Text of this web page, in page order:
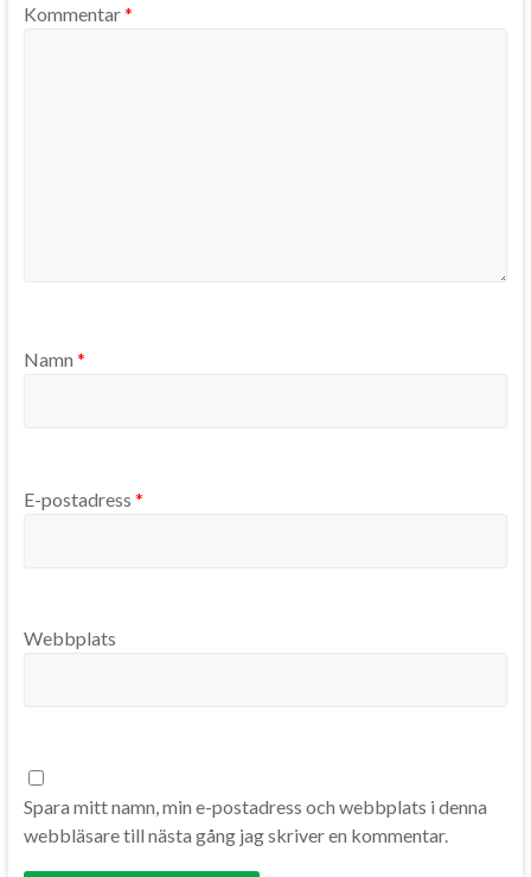
Kommentar*
Namn *
E-postadress *
Webbplats
Spara mitt namn, min e-postadress och webbplats i denna
webbläsare till nästa gång jag skriver en kommentar.